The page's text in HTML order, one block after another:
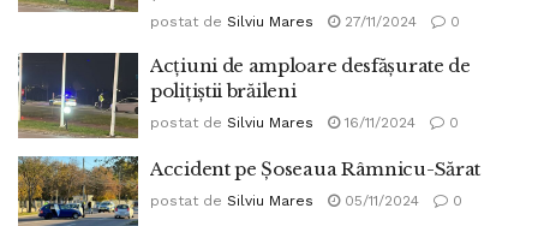
postat de Silviu Mares 27/11/2024 0
Acțiuni de amploare desfășurate de
polițiștii brăileni
postat de Silviu Mares 16/11/2024 0
Accident pe Șoseaua Râmnicu-Sărat
postat de Silviu Mares 05/11/2024 0